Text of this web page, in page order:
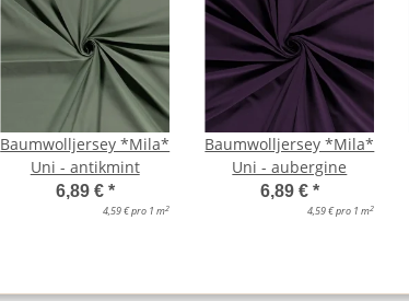
Baumwolljersey *Mila*
Uni - antikmint
6,89 € *
4,59 € pro 1 m2
Baumwolljersey *Mila*
Uni - aubergine
6,89 € *
4,59 € pro 1 m2